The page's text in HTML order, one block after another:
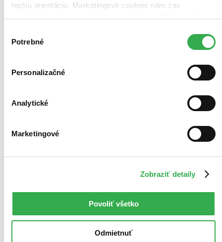
lepšiu orientáciu. Marketingové cookies nám zas
umožňujú zobrazenie relevantnej reklamy. Niektoré údaje
keby sme mohli používať všetky tieto cookies. Ďakujeme!
súhlasu
Potrebné
Personalizačné
Analytické
Marketingové
Zobraziť detaily
Povoliť všetko
Odmietnuť